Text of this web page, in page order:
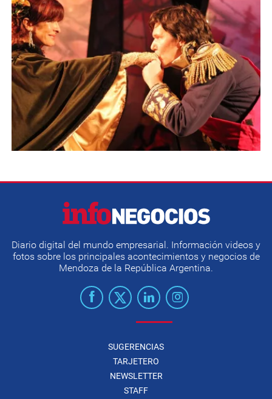
Diario digital del mundo empresarial. Información videos y
fotos sobre los principales acontecimientos y negocios de
Mendoza de la República Argentina.
SUGERENCIAS
TARJETERO
NEWSLETTER
STAFF